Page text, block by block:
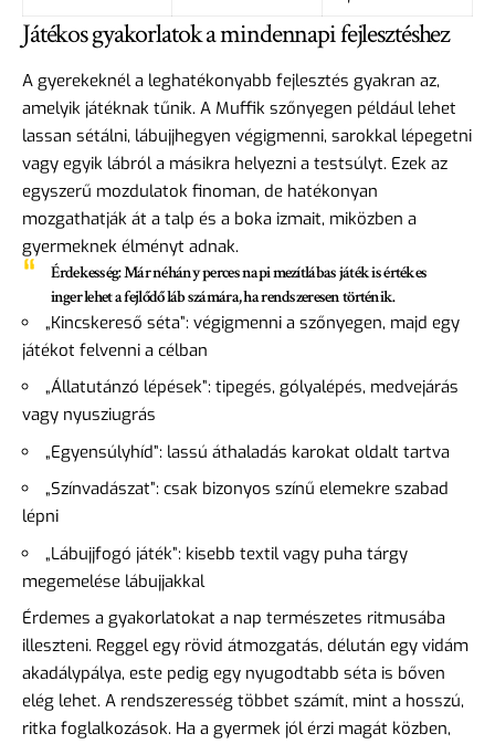
Játékos gyakorlatok a mindennapi fejlesztéshez
A gyerekeknél a leghatékonyabb fejlesztés gyakran az,
amelyik játéknak tűnik. A Muffik szőnyegen például lehet
lassan sétálni, lábujjhegyen végigmenni, sarokkal lépegetni
vagy egyik lábról a másikra helyezni a testsúlyt. Ezek az
egyszerű mozdulatok finoman, de hatékonyan
mozgathatják át a talp és a boka izmait, miközben a
gyermeknek élményt adnak.
Érdekesség:Már néhány perces napi mezítlábas játék is értékes
inger lehet a fejlődő láb számára, ha rendszeresen történik.
„Kincskereső séta”: végigmenni a szőnyegen, majd egy
játékot felvenni a célban
„Állatutánzó lépések”: tipegés, gólyalépés, medvejárás
vagy nyusziugrás
„Egyensúlyhíd”: lassú áthaladás karokat oldalt tartva
„Színvadászat”: csak bizonyos színű elemekre szabad
lépni
„Lábujjfogó játék”: kisebb textil vagy puha tárgy
megemelése lábujjakkal
Érdemes a gyakorlatokat a nap természetes ritmusába
illeszteni. Reggel egy rövid átmozgatás, délután egy vidám
akadálypálya, este pedig egy nyugodtabb séta is bőven
elég lehet. A rendszeresség többet számít, mint a hosszú,
ritka foglalkozások. Ha a gyermek jól érzi magát közben,